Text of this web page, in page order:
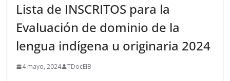
Lista de INSCRITOS para la
Evaluación de dominio de la
lengua indígena u originaria 2024
4 mayo, 2024 TDocEIB